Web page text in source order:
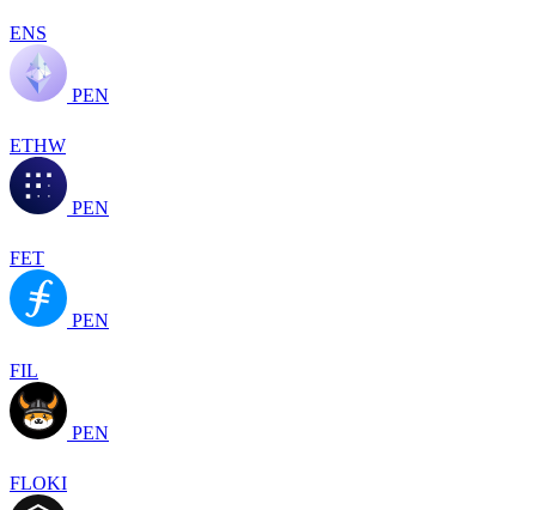
ENS
PEN
ETHW
PEN
FET
PEN
FIL
PEN
FLOKI